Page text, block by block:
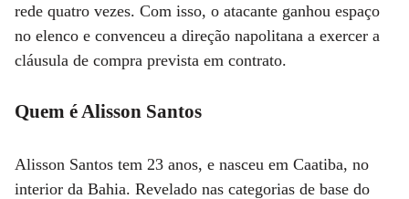
rede quatro vezes. Com isso, o atacante ganhou espaço
no elenco e convenceu a direção napolitana a exercer a
cláusula de compra prevista em contrato.
Quem é Alisson Santos
Alisson Santos tem 23 anos, e nasceu em Caatiba, no
interior da Bahia. Revelado nas categorias de base do